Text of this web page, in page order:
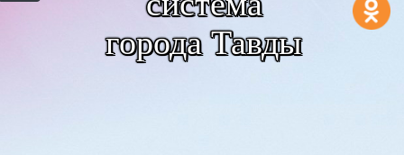
города Тавды